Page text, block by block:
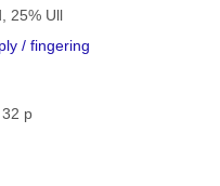
25% Ull
/ fingering
p